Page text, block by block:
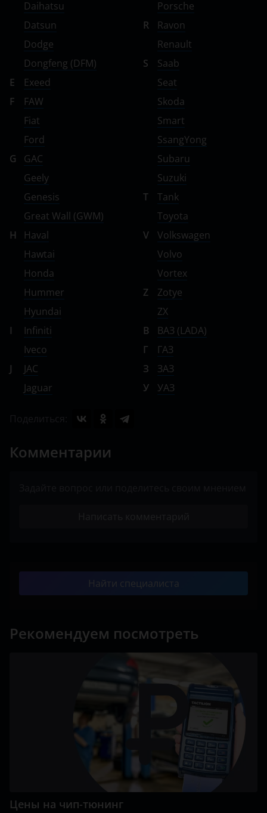
Daihatsu
Datsun
Dodge
Dongfeng (DFM)
E
Exeed
F
FAW
Fiat
Ford
G
GAC
Geely
Genesis
Great Wall (GWM)
H
Haval
Hawtai
Honda
Hummer
Hyundai
I
Infiniti
Iveco
J
JAC
Jaguar
Porsche
R
Ravon
Renault
S
Saab
Seat
Skoda
Smart
SsangYong
Subaru
Suzuki
T
Tank
Toyota
V
Volkswagen
Volvo
Vortex
Z
Zotye
ZX
В
ВАЗ (LADA)
Г
ГАЗ
З
ЗАЗ
У
УАЗ
Комментарии
Найти специалиста
Рекомендуем посмотреть
Цены на чип-тюнинг